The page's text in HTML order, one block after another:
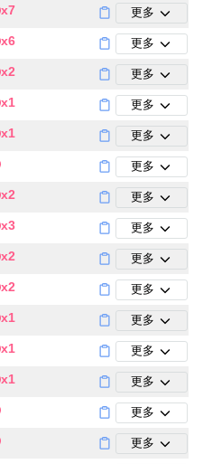
x7 更多
x6 更多
x2 更多
x1 更多
x1 更多
更多
x2 更多
x3 更多
x2 更多
x2 更多
x1 更多
x1 更多
x1 更多
更多
更多